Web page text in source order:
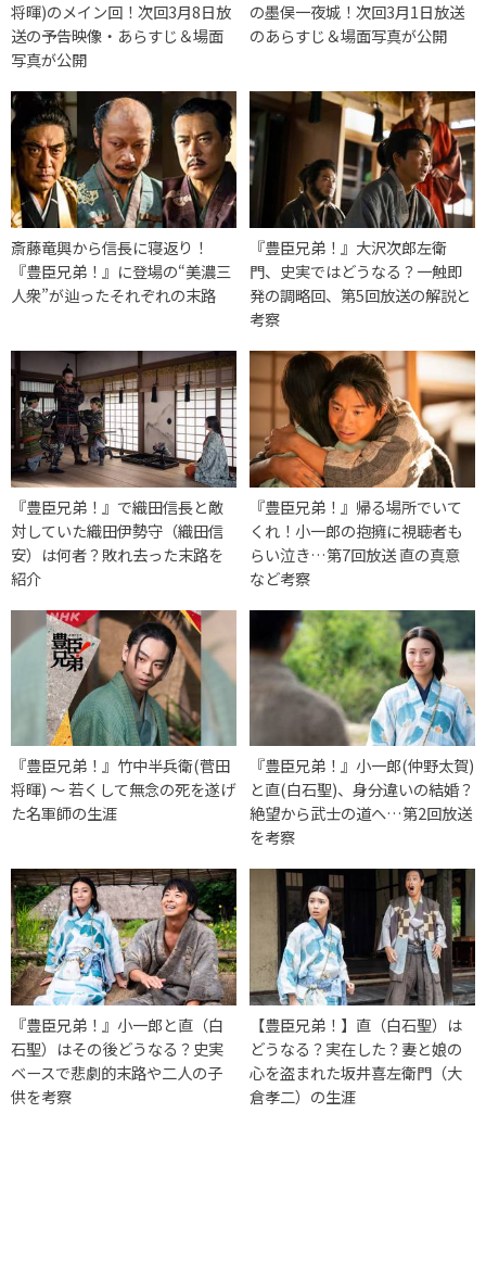
将暉)のメイン回！次回3月8日放
送の予告映像・あらすじ＆場面
写真が公開
の墨俣一夜城！次回3月1日放送
のあらすじ＆場面写真が公開
斎藤竜興から信長に寝返り！
『豊臣兄弟！』に登場の“美濃三
人衆”が辿ったそれぞれの末路
『豊臣兄弟！』大沢次郎左衛
門、史実ではどうなる？一触即
発の調略回、第5回放送の解説と
考察
『豊臣兄弟！』で織田信長と敵
対していた織田伊勢守（織田信
安）は何者？敗れ去った末路を
紹介
『豊臣兄弟！』帰る場所でいて
くれ！小一郎の抱擁に視聴者も
らい泣き…第7回放送 直の真意
など考察
『豊臣兄弟！』竹中半兵衛(菅田
将暉) 〜 若くして無念の死を遂げ
た名軍師の生涯
『豊臣兄弟！』小一郎(仲野太賀)
と直(白石聖)、身分違いの結婚？
絶望から武士の道へ…第2回放送
を考察
『豊臣兄弟！』小一郎と直（白
石聖）はその後どうなる？史実
ベースで悲劇的末路や二人の子
供を考察
【豊臣兄弟！】直（白石聖）は
どうなる？実在した？妻と娘の
心を盗まれた坂井喜左衛門（大
倉孝二）の生涯